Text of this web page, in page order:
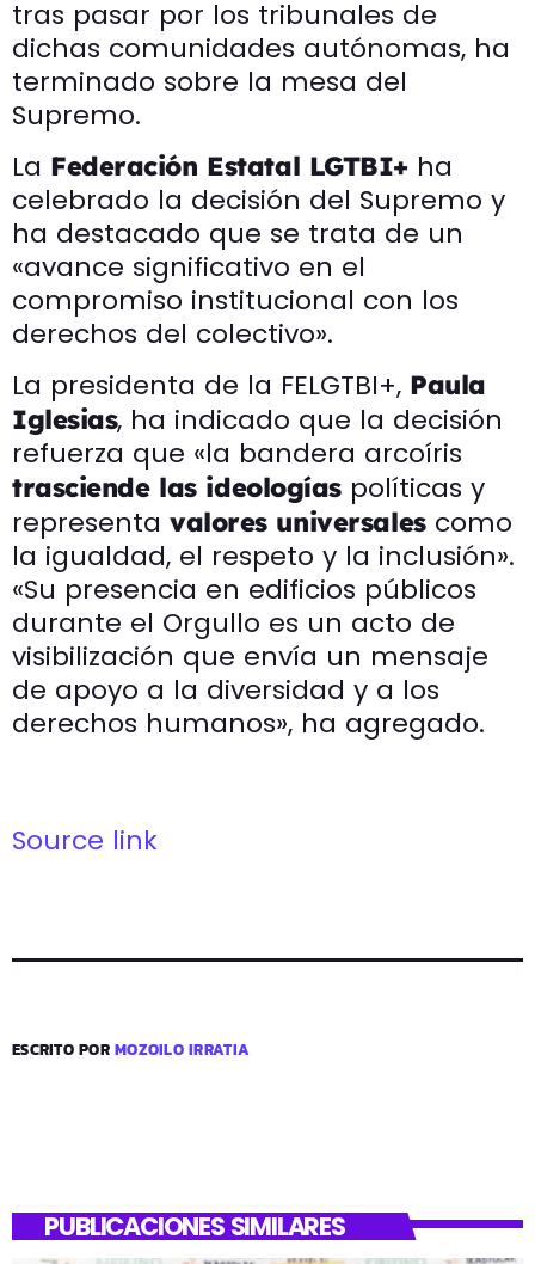
tras pasar por los tribunales de
dichas comunidades autónomas, ha
terminado sobre la mesa del
Supremo.
La Federación Estatal LGTBI+ ha
celebrado la decisión del Supremo y
ha destacado que se trata de un
«avance significativo en el
compromiso institucional con los
derechos del colectivo».
La presidenta de la FELGTBI+, Paula
Iglesias, ha indicado que la decisión
refuerza que «la bandera arcoíris
trasciende las ideologías políticas y
representa valores universalescomo
la igualdad, el respeto y la inclusión».
«Su presencia en edificios públicos
durante el Orgullo es un acto de
visibilización que envía un mensaje
de apoyo a la diversidad y a los
derechos humanos», ha agregado.
Source link
ESCRITO PORMOZOILO IRRATIA
PUBLICACIONES SIMILARES